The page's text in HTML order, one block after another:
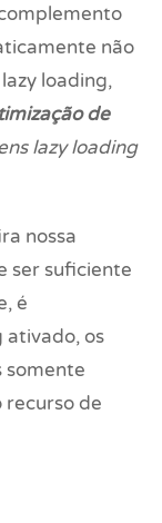
não
loading,
de
lazy loading
nossa
ser suficiente
é
ativado, os
somente
recurso de